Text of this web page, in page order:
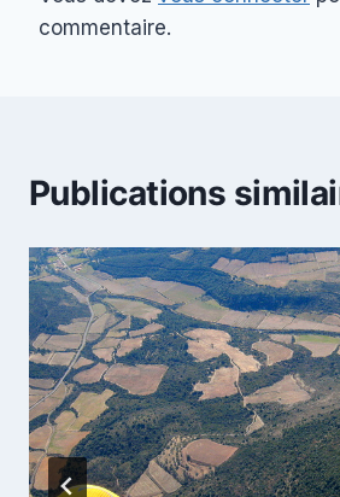
commentaire.
Publications